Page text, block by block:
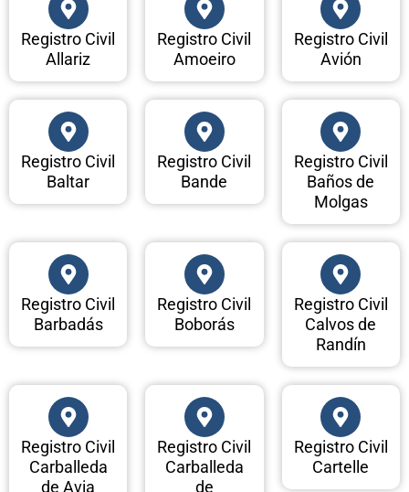
Registro Civil
Allariz
Registro Civil
Amoeiro
Registro Civil
Avión
Registro Civil
Baltar
Registro Civil
Bande
Registro Civil
Baños de
Molgas
Registro Civil
Barbadás
Registro Civil
Boborás
Registro Civil
Calvos de
Randín
Registro Civil
Carballeda
de Avia
Registro Civil
Carballeda
de
Registro Civil
Cartelle